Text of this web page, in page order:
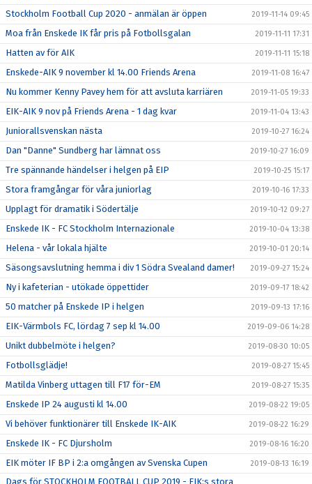
Stockholm Football Cup 2020 - anmälan är öppen 2019-11-14 09:45
Moa från Enskede IK får pris på Fotbollsgalan 2019-11-11 17:31
Hatten av för AIK 2019-11-11 15:18
Enskede-AIK 9 november kl 14.00 Friends Arena 2019-11-08 16:47
Nu kommer Kenny Pavey hem för att avsluta karriären 2019-11-05 19:33
EIK-AIK 9 nov på Friends Arena - 1 dag kvar 2019-11-04 13:43
Juniorallsvenskan nästa 2019-10-27 16:24
Dan "Danne" Sundberg har lämnat oss 2019-10-27 16:09
Tre spännande händelser i helgen på EIP 2019-10-25 15:17
Stora framgångar för våra juniorlag 2019-10-16 17:33
Upplagt för dramatik i Södertälje 2019-10-12 09:27
Enskede IK - FC Stockholm Internazionale 2019-10-04 13:38
Helena - vår lokala hjälte 2019-10-01 20:14
Säsongsavslutning hemma i div 1 Södra Svealand damer! 2019-09-27 15:24
Ny i kafeterian - utökade öppettider 2019-09-17 18:42
50 matcher på Enskede IP i helgen 2019-09-13 17:16
EIK-Värmbols FC, lördag 7 sep kl 14.00 2019-09-06 14:28
Unikt dubbelmöte i helgen? 2019-08-30 10:05
Fotbollsglädje! 2019-08-27 15:45
Matilda Vinberg uttagen till F17 för-EM 2019-08-27 15:35
Enskede IP 24 augusti kl 14.00 2019-08-22 19:05
Vi behöver funktionärer till Enskede IK-AIK 2019-08-22 16:29
Enskede IK - FC Djursholm 2019-08-16 16:20
EIK möter IF BP i 2:a omgången av Svenska Cupen 2019-08-13 16:19
Dags för STOCKHOLM FOOTBALL CUP 2019 - EIK:s stora